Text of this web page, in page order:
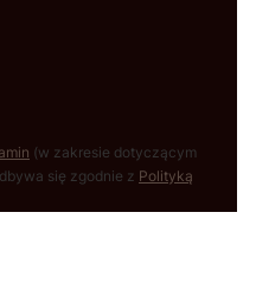
(w zakresie dotyczącym
się zgodnie z Polityką